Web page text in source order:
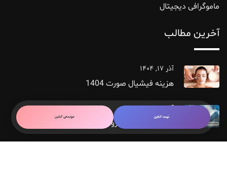
نوبت آنلاین جوابدهی آنلاین
ماموگرافی دیجیتال
آخرین مطالب
آذر ۱۷, ۱۴۰۴
هزینه فیشیال صورت 1404
آذر ۱۵, ۱۴۰۴
هزینه عمل هیستروسکوپی سال 1404